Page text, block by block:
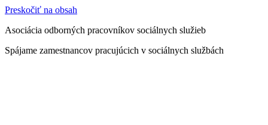
Preskočiť na obsah
Asociácia odborných pracovníkov sociálnych služieb
Spájame zamestnancov pracujúcich v sociálnych službách